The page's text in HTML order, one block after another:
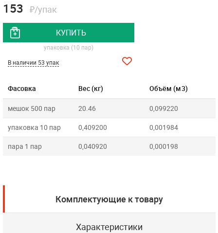
Фасовка Вес (кг) Объём (м3)
мешок 500 пар 20.46 0,099220
упаковка 10 пар 0,409200 0,001984
пара 1 пар 0,040920 0,000198
153 ₽/упак
КУПИТЬ
упаковка (10 пар)
В наличии 53 упак
Комплектующие к товару
Характеристики